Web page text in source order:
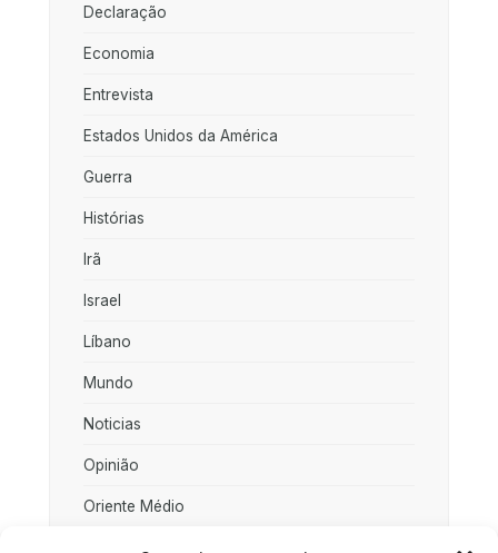
Declaração
Economia
Entrevista
Estados Unidos da América
Guerra
Histórias
Irã
Israel
Líbano
Mundo
Noticias
Opinião
Oriente Médio